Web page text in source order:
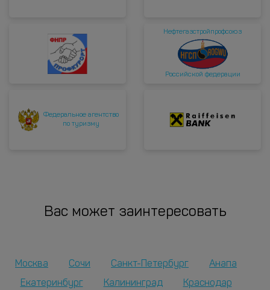
Нефтегазстройпрофсоюз
Российской федерации
Федеральное агентство
по туризму
Вас может заинтересовать
Москва Сочи Санкт-Петербург
Анапа
Екатеринбург
Калининград Краснодар